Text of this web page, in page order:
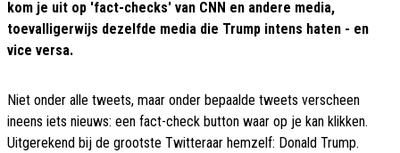
kom je uit op 'fact-checks' van CNN en andere media,
toevalligerwijs dezelfde media die Trump intens haten - en
vice versa.
Niet onder alle tweets, maar onder bepaalde tweets verscheen
ineens iets nieuws: een fact-check button waar op je kan klikken.
Uitgerekend bij de grootste Twitteraar hemzelf: Donald Trump.